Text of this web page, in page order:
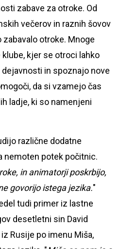
zabave za otroke. Od
večerov in raznih šovov
zabavalo otroke. Mnoge
kjer se otroci lahko
in spoznajo nove
da si vzamejo čas
ladje, ki so namenjeni
različne dodatne
nemoten potek počitnic.
in animatorji poskrbijo,
govorijo istega jezika."
tudi primer iz lastne
desetletni sin David
Rusije po imenu Miša,